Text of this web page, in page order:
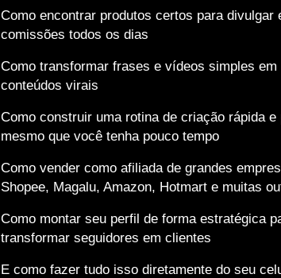
Como encontrar produtos certos para divulgar
comissões todos os dias
Como transformar frases e vídeos simples em
conteúdos virais
Como construir uma rotina de criação rápida e
mesmo que você tenha pouco tempo
Como vender como afiliada de grandes
Shopee, Magalu, Amazon, Hotmart e muitas
Como montar seu perfil de forma estratégica
transformar seguidores em clientes
E como fazer tudo isso diretamente do seu